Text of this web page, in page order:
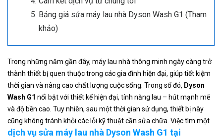
Bảng giá sửa máy lau nhà Dyson Wash G1 (Tham
khảo)
Trong những năm gần đây, máy lau nhà thông minh ngày càng trở
thành thiết bị quen thuộc trong các gia đình hiện đại, giúp tiết kiệm
thời gian và nâng cao chất lượng cuộc sống. Trong số đó, Dyson
Wash G1 nổi bật với thiết kế hiện đại, tính năng lau – hút mạnh mẽ
và độ bền cao. Tuy nhiên, sau một thời gian sử dụng, thiết bị này
cũng không tránh khỏi các lỗi kỹ thuật cần sửa chữa. Việc tìm một
dịch vụ sửa máy lau nhà Dyson Wash G1 tại